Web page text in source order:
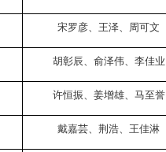
宋罗彦、王泽、周可文
胡彰辰、俞泽伟、李佳业
许恒振、姜增雄、马至誉
戴嘉芸、荆浩、王佳淋